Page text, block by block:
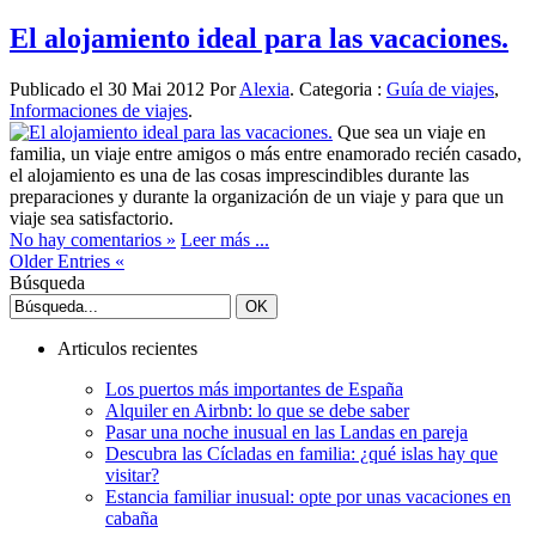
El alojamiento ideal para las vacaciones.
Publicado el 30 Mai 2012 PorAlexia. Categoria : Guía de viajes,
Informaciones de viajes.
Que sea un viaje en
familia, un viaje entre amigos o más entre enamorado recién casado,
el alojamiento es una de las cosas imprescindibles durante las
preparaciones y durante la organización de un viaje y para que un
viaje sea satisfactorio.
No hay comentarios » Leer más ...
Older Entries «
Búsqueda
Articulos recientes
Los puertos más importantes de España
Alquiler en Airbnb: lo que se debe saber
Pasar una noche inusual en las Landas en pareja
Descubra las Cícladas en familia: ¿qué islas hay que
visitar?
Estancia familiar inusual: opte por unas vacaciones en
cabaña